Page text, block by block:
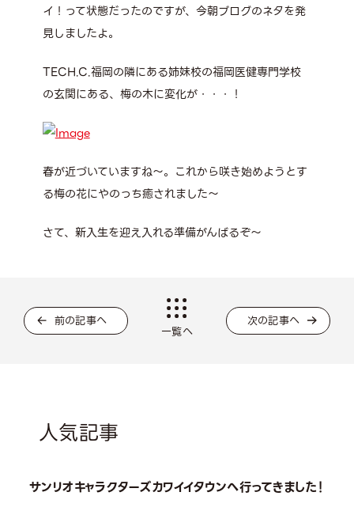
イ！って状態だったのですが、今朝ブログのネタを発
見しましたよ。
TECH.C.福岡の隣にある姉妹校の福岡医健専門学校
の玄関にある、梅の木に変化が・・・！
春が近づいていますね～。これから咲き始めようとす
る梅の花にやのっち癒されました～
さて、新入生を迎え入れる準備がんばるぞ～
前の記事へ
一覧へ
次の記事へ
人気記事
サンリオキャラクターズカワイイタウンへ行ってきました！